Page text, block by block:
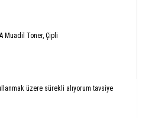
Muadil Toner, Çipli
üzere sürekli alıyorum tavsiye